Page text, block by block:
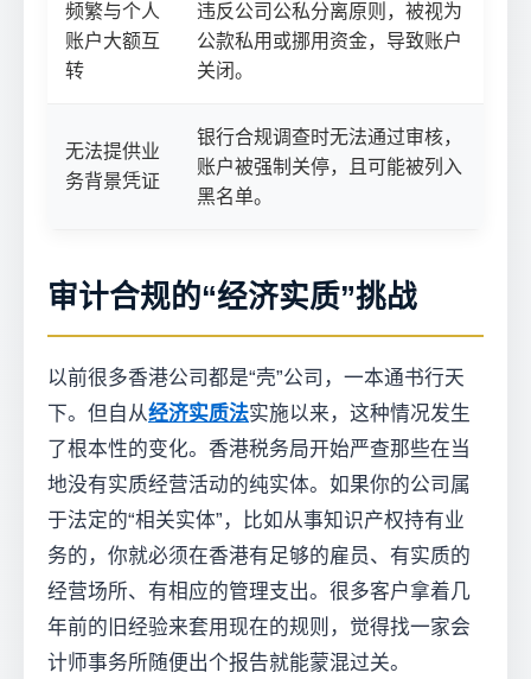
频繁与个人
账户大额互
转
违反公司公私分离原则，被视为
公款私用或挪用资金，导致账户
关闭。
无法提供业
务背景凭证
银行合规调查时无法通过审核，
账户被强制关停，且可能被列入
黑名单。
审计合规的“经济实质”挑战
以前很多香港公司都是“壳”公司，一本通书行天
下。但自从经济实质法实施以来，这种情况发生
了根本性的变化。香港税务局开始严查那些在当
地没有实质经营活动的纯实体。如果你的公司属
于法定的“相关实体”，比如从事知识产权持有业
务的，你就必须在香港有足够的雇员、有实质的
经营场所、有相应的管理支出。很多客户拿着几
年前的旧经验来套用现在的规则，觉得找一家会
计师事务所随便出个报告就能蒙混过关。